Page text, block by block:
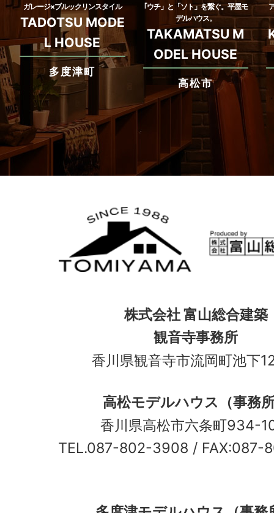
ガレージ×ブルックリンスタイル
TADOTSU MODE
L HOUSE
多度津町
｢ウチ」と「ソト」を繋ぐ。平屋モ
デルハウス。
TAKAMATSU M
ODEL HOUSE
高松市
株式会社 富山総合建築
観音寺事務所
香川県観音寺市流岡町池下
高松モデルハウス（事務
香川県高松市六条町
TEL.087-802-3908 / FAX:087-